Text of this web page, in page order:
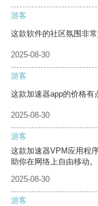
游客
这款软件的社区氛围非
2025-08-30
游客
这款加速器app的价格有
2025-08-30
游客
这款加速器VPM应用程
助你在网络上自由移动。
2025-08-30
游客